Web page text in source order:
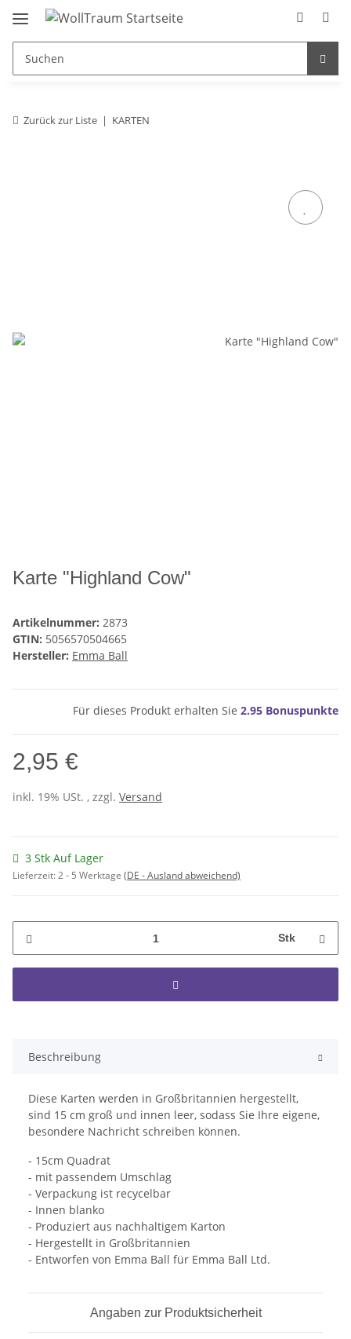
Zurück zur Liste KARTEN
Karte "Highland Cow"
Artikelnummer: 2873
GTIN: 5056570504665
Hersteller: Emma Ball
Für dieses Produkt erhalten Sie 2.95 Bonuspunkte
2,95 €
inkl. 19% USt. , zzgl. Versand
3 Stk Auf Lager
Lieferzeit:2 - 5 Werktage (DE - Ausland abweichend)
Stk
Beschreibung
Diese Karten werden in Großbritannien hergestellt,
sind 15 cm groß und innen leer, sodass Sie Ihre eigene,
besondere Nachricht schreiben können.
- 15cm Quadrat
- mit passendem Umschlag
- Verpackung ist recycelbar
- Innen blanko
- Produziert aus nachhaltigem Karton
- Hergestellt in Großbritannien
- Entworfen von Emma Ball für Emma Ball Ltd.
Angaben zur Produktsicherheit